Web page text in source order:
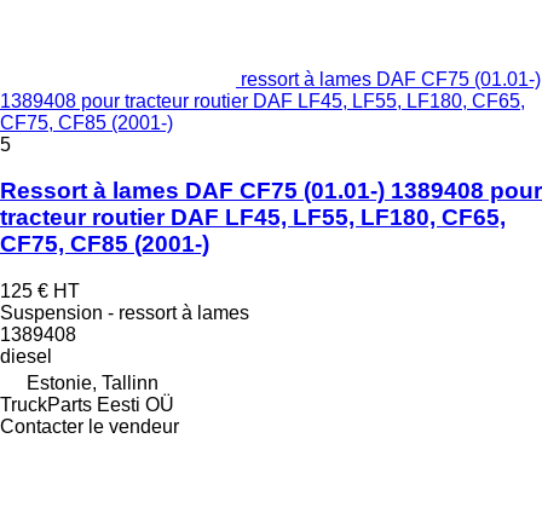
ressort à lames DAF CF75 (01.01-)
1389408 pour tracteur routier DAF LF45, LF55, LF180, CF65,
CF75, CF85 (2001-)
5
Ressort à lames DAF CF75 (01.01-) 1389408 pour
tracteur routier DAF LF45, LF55, LF180, CF65,
CF75, CF85 (2001-)
125 € HT
Suspension - ressort à lames
1389408
diesel
Estonie, Tallinn
TruckParts Eesti OÜ
Contacter le vendeur